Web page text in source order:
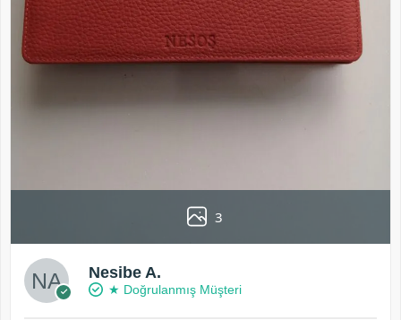
3
Nesibe A.
★ Doğrulanmış Müşteri